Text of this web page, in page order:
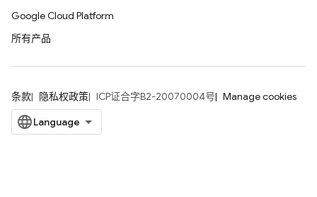
Google Cloud Platform
所有产品
条款 隐私权政策 ICP证合字B2-20070004号 Manage cookies